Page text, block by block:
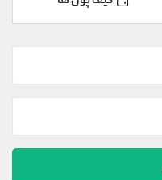
@alirezamehrabi_official